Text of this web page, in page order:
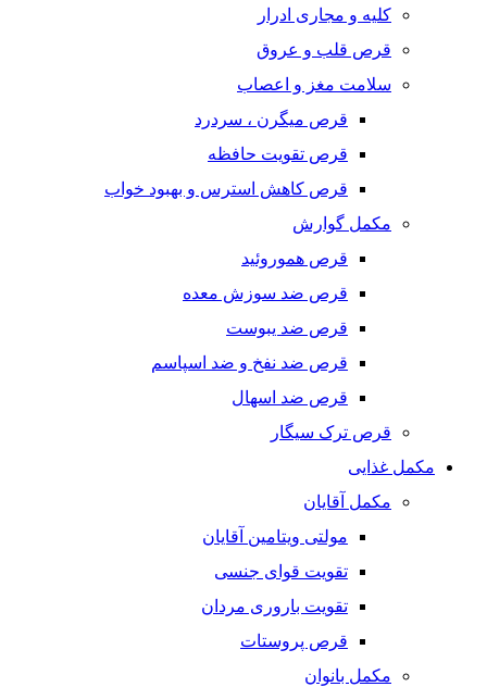
کلیه و مجاری ادرار
قرص قلب و عروق
سلامت مغز و اعصاب
قرص میگرن ، سردرد
قرص تقویت حافظه
قرص کاهش استرس و بهبود خواب
مکمل گوارش
قرص هموروئید
قرص ضد سوزش معده
قرص ضد یبوست
قرص ضد نفخ و ضد اسپاسم
قرص ضد اسهال
قرص ترک سیگار
مکمل غذایی
مکمل آقایان
مولتی ویتامین آقایان
تقویت قوای جنسی
تقویت باروری مردان
قرص پروستات
مکمل بانوان